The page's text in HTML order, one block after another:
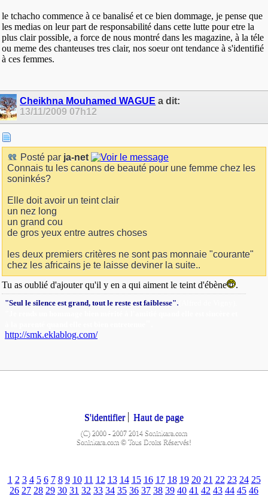
le tchacho commence à ce banalisé et ce bien dommage, je pense que
les medias on leur part de responsabilité dans cette lutte pour etre la
plus clair possible, a force de nous montré dans les magazine, à la téle
ou meme des chanteuses tres clair, nos soeur ont tendance à s'identifié
à ces femmes.
Cheikhna Mouhamed WAGUE a dit:
13/11/2009 07h12
Posté par ja-net
Connais tu les canons de beauté pour une femme chez les
soninkés?
Elle doit avoir un teint clair
un nez long
un grand cou
de gros yeux entre autres choses
les deux premiers critères ne sont pas monnaie "courante"
chez les africains je te laisse deviner la suite..
Tu as oublié d'ajouter qu'il y en a qui aiment le teint d'ébène
.
"Seul le silence est grand, tout le reste est faiblesse".
http://smk.eklablog.com/
S'identifier Haut de page
(C) 2000 - 2007 2014 Soninkara.com
Soninkara.com © Tous Droits Réservés!
1 2 3 4 5 6 7 8 9 10 11 12 13 14 15 16 17 18 19 20 21 22 23 24 25
26 27 28 29 30 31 32 33 34 35 36 37 38 39 40 41 42 43 44 45 46